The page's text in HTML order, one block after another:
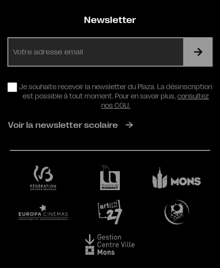
Newsletter
RGPD
Je souhaite recevoir la newsletter du Plaza. La désinscription
est possible à tout moment. Pour en savoir plus,consultez
nos CGU.
Voir la newsletter scolaire